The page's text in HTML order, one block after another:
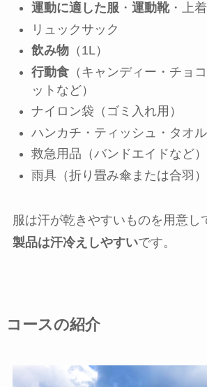
運動に適した服 ・ 運動靴・上
リュックサック
飲み物（1L）
行動食（キャンディー・チョ
ットなど）
ナイロン袋（ゴミ入れ用）
ハンカチ・ティッシュ・タオル
救急用品（バンドエイドなど）
雨具（折り畳み傘または合羽）
服は汗が乾きやすいものを用意し
製品は汗冷えしやすいです。
コースの紹介